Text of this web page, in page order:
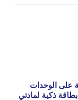
على الوحدات
ذكية لمادتي